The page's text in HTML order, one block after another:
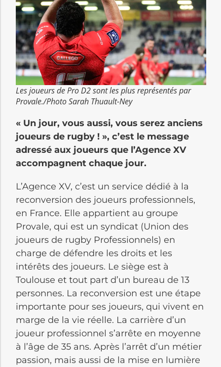
Les joueurs de Pro D2 sont les plus représentés par
Provale./Photo Sarah Thuault-Ney
« Un jour, vous aussi, vous serez anciens
joueurs de rugby ! », c’est le message
adressé aux joueurs que l’Agence XV
accompagnent chaque jour.
L’Agence XV, c’est un service dédié à la
reconversion des joueurs professionnels,
en France. Elle appartient au groupe
Provale, qui est un syndicat (Union des
joueurs de rugby Professionnels) en
charge de défendre les droits et les
intérêts des joueurs. Le siège est à
Toulouse et tout part d’un bureau de 13
personnes. La reconversion est une étape
importante pour ses joueurs, qui vivent en
marge de la vie réelle. La carrière d’un
joueur professionnel s’arrête en moyenne
à l’âge de 35 ans. Après l’arrêt d’un métier
passion, mais aussi de la mise en lumière